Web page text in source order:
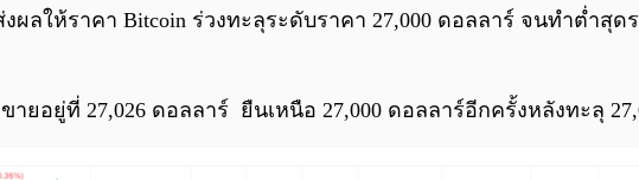
ผลให้ราคา Bitcoin ร่วงทะลุระดับราคา 27,000 ดอลลาร์ จนทำต่ำสุ
ยอยู่ที่ 27,026 ดอลลาร์ ยืนเหนือ 27,000 ดอลลาร์อีกครั้งหลังทะลุ